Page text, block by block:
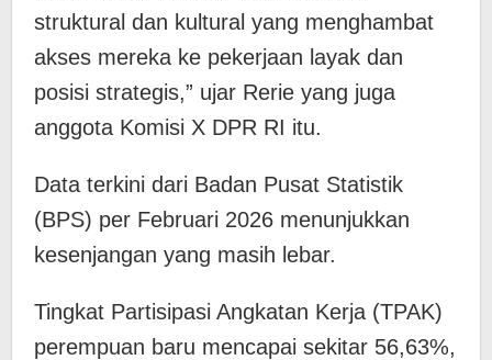
struktural dan kultural yang menghambat
akses mereka ke pekerjaan layak dan
posisi strategis,” ujar Rerie yang juga
anggota Komisi X DPR RI itu.
Data terkini dari Badan Pusat Statistik
(BPS) per Februari 2026 menunjukkan
kesenjangan yang masih lebar.
Tingkat Partisipasi Angkatan Kerja (TPAK)
perempuan baru mencapai sekitar 56,63%,